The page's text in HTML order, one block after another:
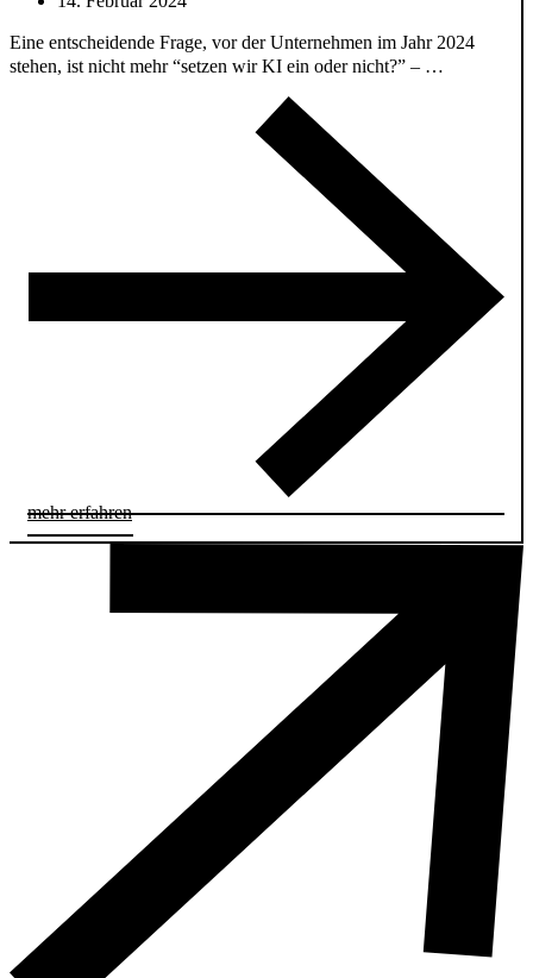
Eine entscheidende Frage, vor der Unternehmen im Jahr 2024
stehen, ist nicht mehr “setzen wir KI ein oder nicht?” – …
mehr erfahren